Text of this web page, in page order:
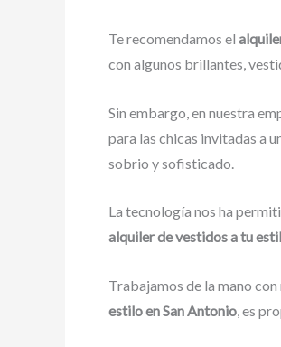
Te recomendamos el
con algunos brillantes,
Sin embargo, en nuestra
para las chicas invitadas a
sobrio y sofisticado.
La tecnología nos ha
alquiler de vestidos a tu
Trabajamos de la mano
estilo en San Antonio, es